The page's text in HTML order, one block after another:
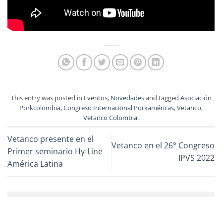
This entry was posted in Eventos, Novedadesand tagged Asociación
Porkcolombia,Congreso Internacional Porkaméricas,Vetanco,
Vetanco Colombia.
Vetanco presente en el
Primer seminario Hy-Line
América Latina
Vetanco en el 26° Congreso
IPVS 2022